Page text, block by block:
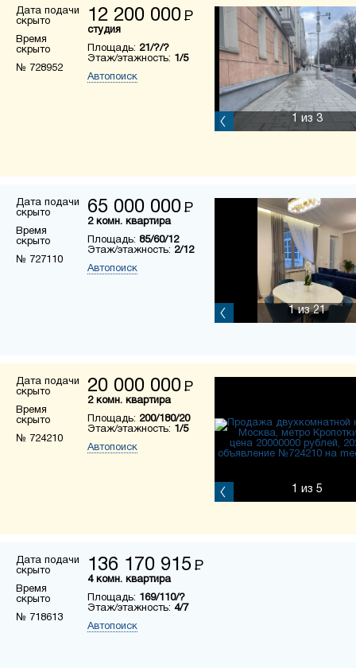
Дата подачи
скрыто
Время
скрыто
№ 728952
12 200 000 Р
студия
Площадь: 21/?/?
Этаж/этажность: 1/5
Автопоиск
1 из 3
Дата подачи
скрыто
Время
скрыто
№ 727110
65 000 000 Р
2 комн. квартира
Площадь: 85/60/12
Этаж/этажность: 2/12
Автопоиск
1из 21
Дата подачи
скрыто
Время
скрыто
№ 724210
20 000 000 Р
2 комн. квартира
Площадь: 200/180/20
Этаж/этажность: 1/5
Автопоиск
1 из 5
Дата подачи
скрыто
Время
скрыто
№ 718613
136 170 915 Р
4 комн. квартира
Площадь: 169/110/?
Этаж/этажность: 4/7
Автопоиск